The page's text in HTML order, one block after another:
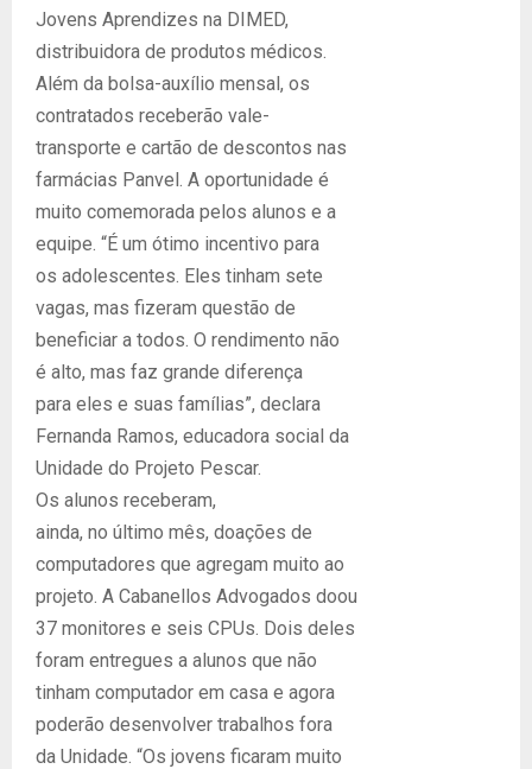
Jovens Aprendizes na DIMED,
distribuidora de produtos médicos.
Além da bolsa-auxílio mensal, os
contratados receberão vale-
transporte e cartão de descontos nas
farmácias Panvel. A oportunidade é
muito comemorada pelos alunos e a
equipe. “É um ótimo incentivo para
os adolescentes. Eles tinham sete
vagas, mas fizeram questão de
beneficiar a todos. O rendimento não
é alto, mas faz grande diferença
para eles e suas famílias”, declara
Fernanda Ramos, educadora social da
Unidade do Projeto Pescar.
Os alunos receberam,
ainda, no último mês, doações de
computadores que agregam muito ao
projeto. A Cabanellos Advogados doou
37 monitores e seis CPUs. Dois deles
foram entregues a alunos que não
tinham computador em casa e agora
poderão desenvolver trabalhos fora
da Unidade. “Os jovens ficaram muito